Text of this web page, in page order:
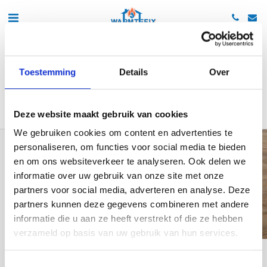
Toestemming Details Over
Deze website maakt gebruik van cookies
We gebruiken cookies om content en advertenties te
personaliseren, om functies voor social media te bieden
en om ons websiteverkeer te analyseren. Ook delen we
informatie over uw gebruik van onze site met onze
partners voor social media, adverteren en analyse. Deze
partners kunnen deze gegevens combineren met andere
informatie die u aan ze heeft verstrekt of die ze hebben
verzameld op basis van uw gebruik van hun services.
WIJ LEVEREN